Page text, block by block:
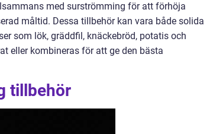
med surströmming för att förhöja
måltid. Dessa tillbehör kan vara både solida
som lök, gräddfil, knäckebröd, potatis och
eller kombineras för att ge den bästa
tillbehör